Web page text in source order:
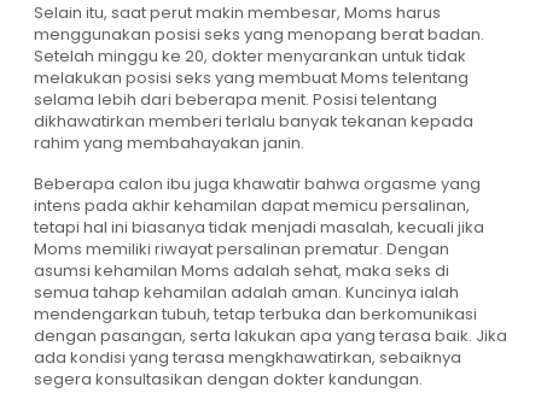
Selain itu, saat perut makin membesar, Moms harus
menggunakan posisi seks yang menopang berat badan.
Setelah minggu ke 20, dokter menyarankan untuk tidak
melakukan posisi seks yang membuat Moms telentang
selama lebih dari beberapa menit. Posisi telentang
dikhawatirkan memberi terlalu banyak tekanan kepada
rahim yang membahayakan janin.
Beberapa calon ibu juga khawatir bahwa orgasme yang
intens pada akhir kehamilan dapat memicu persalinan,
tetapi hal ini biasanya tidak menjadi masalah, kecuali jika
Moms memiliki riwayat persalinan prematur. Dengan
asumsi kehamilan Moms adalah sehat, maka seks di
semua tahap kehamilan adalah aman. Kuncinya ialah
mendengarkan tubuh, tetap terbuka dan berkomunikasi
dengan pasangan, serta lakukan apa yang terasa baik. Jika
ada kondisi yang terasa mengkhawatirkan, sebaiknya
segera konsultasikan dengan dokter kandungan.